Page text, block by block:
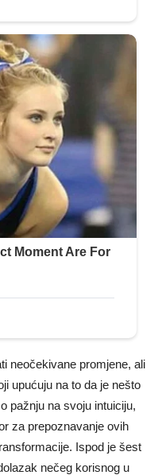
neočekivane promjene, ali
upućuju na to da je nešto
pažnju na svoju intuiciju,
za prepoznavanje ovih
Ispod je šest
nečeg korisnog u